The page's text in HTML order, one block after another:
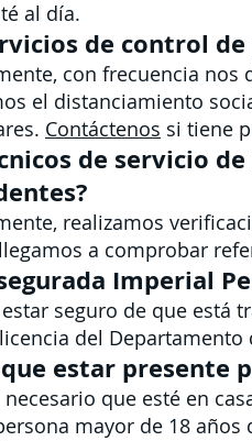
al día.
de control
con frecuencia nos
el distanciamiento
Contáctenos si tiene
de servicio
realizamos
a comprobar
Imperial
seguro de que está
del Departamento
que estar presente
necesario que esté en
mayor de 18